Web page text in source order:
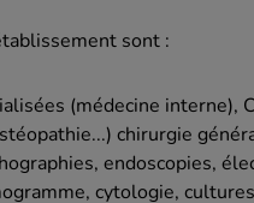
sont :
(médecine interne),
chirurgie
endoscopies,
cytologie,